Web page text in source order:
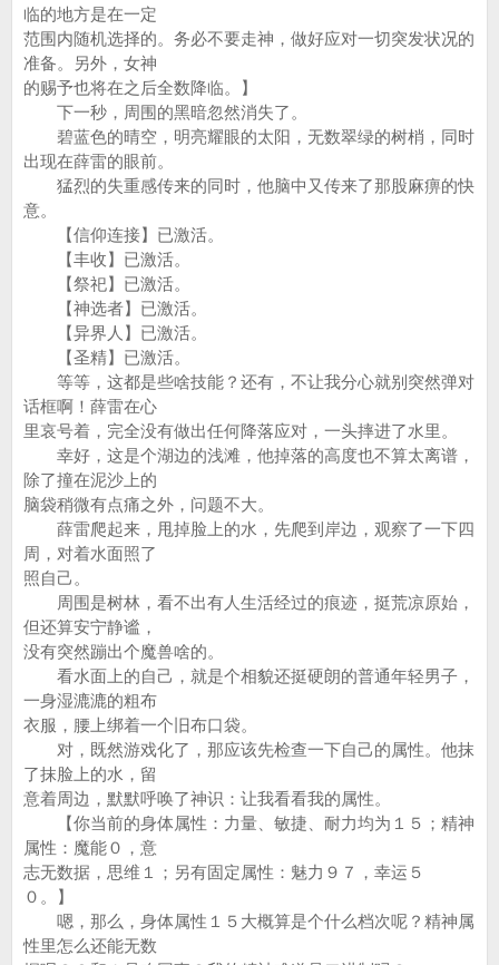
临的地方是在一定
范围内随机选择的。务必不要走神，做好应对一切突发状况的
准备。另外，女神
的赐予也将在之后全数降临。】
下一秒，周围的黑暗忽然消失了。
碧蓝色的晴空，明亮耀眼的太阳，无数翠绿的树梢，同时
出现在薛雷的眼前。
猛烈的失重感传来的同时，他脑中又传来了那股麻痹的快
意。
【信仰连接】已激活。
【丰收】已激活。
【祭祀】已激活。
【神选者】已激活。
【异界人】已激活。
【圣精】已激活。
等等，这都是些啥技能？还有，不让我分心就别突然弹对
话框啊！薛雷在心
里哀号着，完全没有做出任何降落应对，一头摔进了水里。
幸好，这是个湖边的浅滩，他掉落的高度也不算太离谱，
除了撞在泥沙上的
脑袋稍微有点痛之外，问题不大。
薛雷爬起来，甩掉脸上的水，先爬到岸边，观察了一下四
周，对着水面照了
照自己。
周围是树林，看不出有人生活经过的痕迹，挺荒凉原始，
但还算安宁静谧，
没有突然蹦出个魔兽啥的。
看水面上的自己，就是个相貌还挺硬朗的普通年轻男子，
一身湿漉漉的粗布
衣服，腰上绑着一个旧布口袋。
对，既然游戏化了，那应该先检查一下自己的属性。他抹
了抹脸上的水，留
意着周边，默默呼唤了神识：让我看看我的属性。
【你当前的身体属性：力量、敏捷、耐力均为１５；精神
属性：魔能０，意
志无数据，思维１；另有固定属性：魅力９７，幸运５
０。】
嗯，那么，身体属性１５大概算是个什么档次呢？精神属
性里怎么还能无数